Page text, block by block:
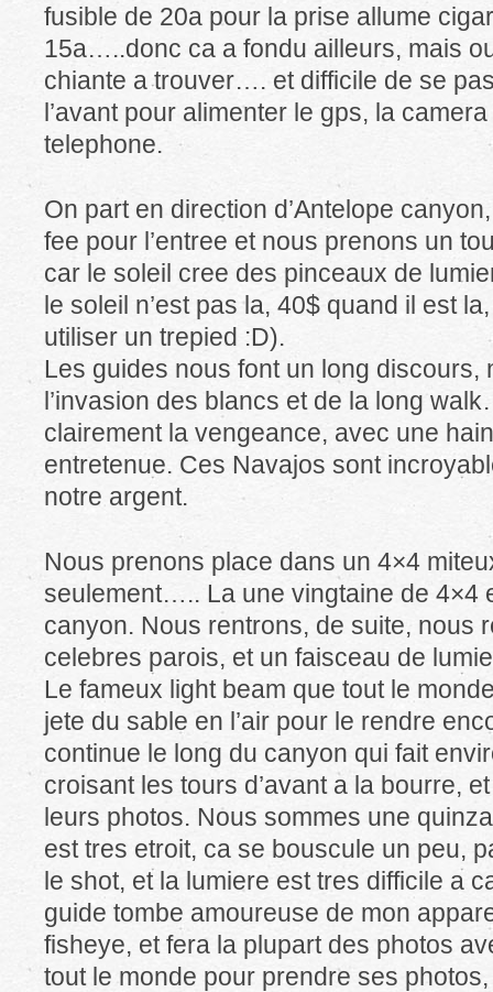
fusible de 20a pour la prise allume
15a…..donc ca a fondu ailleurs, mais
chiante a trouver…. et difficile de se
l’avant pour alimenter le gps, la
telephone.
On part en direction d’Antelope
fee pour l’entree et nous prenons un
car le soleil cree des pinceaux de
le soleil n’est pas la, 40$ quand il est
utiliser un trepied :D).
Les guides nous font un long discours,
l’invasion des blancs et de la long
clairement la vengeance, avec une
entretenue. Ces Navajos sont
notre argent.
Nous prenons place dans un 4×4
seulement….. La une vingtaine de 4×4
canyon. Nous rentrons, de suite, nous
celebres parois, et un faisceau de
Le fameux light beam que tout le
jete du sable en l’air pour le rendre
continue le long du canyon qui fait
croisant les tours d’avant a la bourre,
leurs photos. Nous sommes une
est tres etroit, ca se bouscule un peu,
le shot, et la lumiere est tres difficile a
guide tombe amoureuse de mon
fisheye, et fera la plupart des photos
tout le monde pour prendre ses